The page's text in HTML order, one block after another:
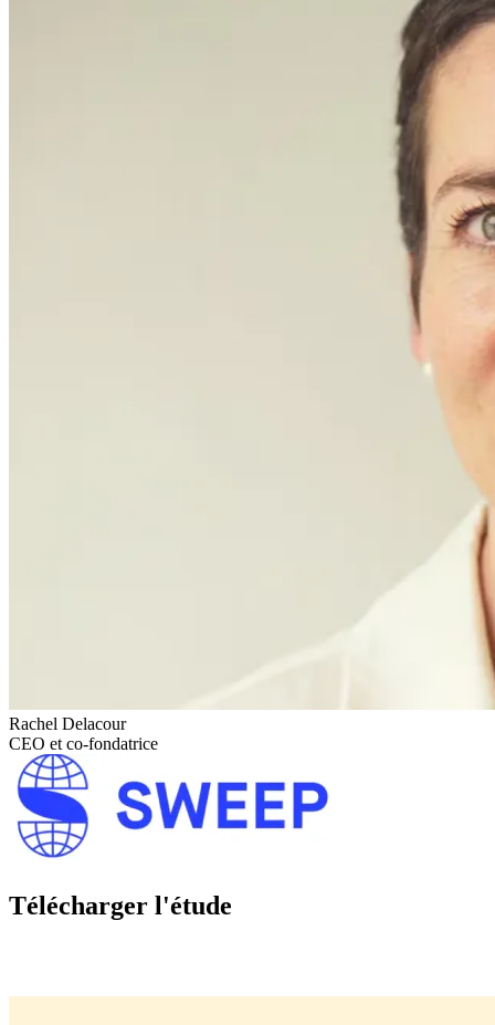
Rachel Delacour
CEO et co-fondatrice
Télécharger l'étude